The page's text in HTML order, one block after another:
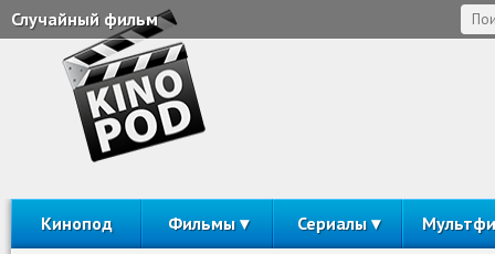
Случайный фильм
Кинопод Фильмы Сериалы